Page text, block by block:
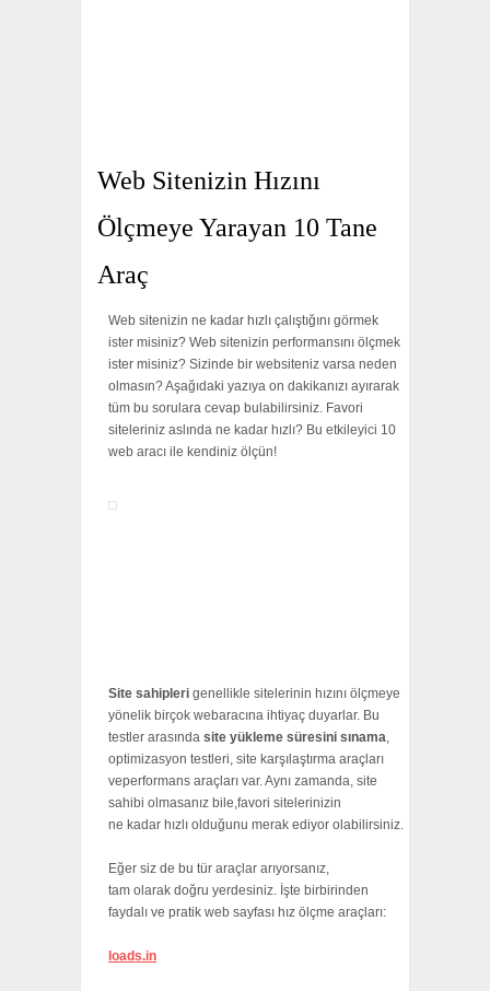
Web Sitenizin Hızını
Ölçmeye Yarayan 10 Tane
Araç
Web sitenizin ne kadar hızlı çalıştığını görmek
ister misiniz? Web sitenizin performansını ölçmek
ister misiniz? Sizinde bir websiteniz varsa neden
olmasın? Aşağıdaki yazıya on dakikanızı ayırarak
tüm bu sorulara cevap bulabilirsiniz. Favori
siteleriniz aslında ne kadar hızlı? Bu etkileyici 10
web aracı ile kendiniz ölçün!
Site sahipleri genellikle sitelerinin hızını ölçmeye
yönelik birçok webaracına ihtiyaç duyarlar. Bu
testler arasında site yükleme süresini sınama,
optimizasyon testleri, site karşılaştırma araçları
veperformans araçları var. Aynı zamanda, site
sahibi olmasanız bile,favori sitelerinizin
ne kadar hızlı olduğunu merak ediyor olabilirsiniz.
Eğer siz de bu tür araçlar arıyorsanız,
tam olarak doğru yerdesiniz. İşte birbirinden
faydalı ve pratik web sayfası hız ölçme araçları:
loads.in